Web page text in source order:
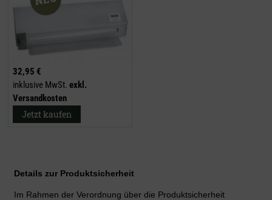
32,95 €
inklusive MwSt. exkl.
Versandkosten
Jetzt kaufen
Details zur Produktsicherheit
Im Rahmen der Verordnung über die Produktsicherheit